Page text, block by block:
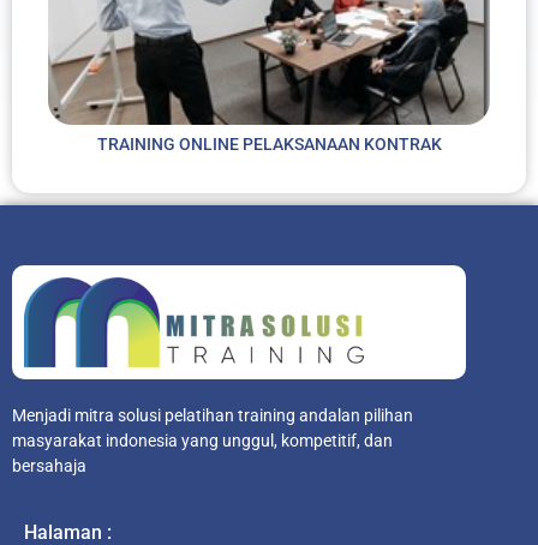
TRAINING ONLINE PELAKSANAAN KONTRAK
Menjadi mitra solusi pelatihan training andalan pilihan
masyarakat indonesia yang unggul, kompetitif, dan
bersahaja
Halaman :